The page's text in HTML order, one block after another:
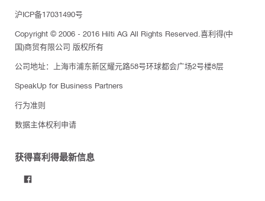
沪ICP备17031490号
Copyright © 2006 - 2016 Hilti AG All Rights Reserved.喜利得(中
国)商贸有限公司 版权所有
公司地址：上海市浦东新区耀元路58号环球都会广场2号楼8层
SpeakUp for Business Partners
行为准则
数据主体权利申请
获得喜利得最新信息